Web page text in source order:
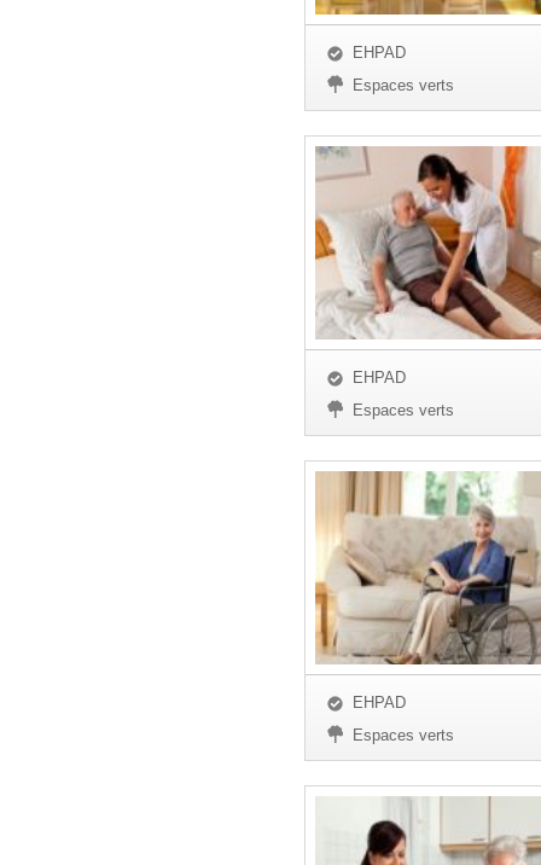
EHPAD
Espaces verts
EHPAD
Espaces verts
EHPAD
Espaces verts